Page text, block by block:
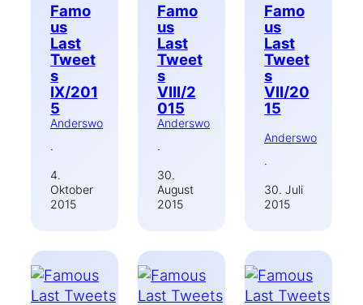
Famo
us
Last
Tweet
s
IX/201
5
Anderswo
·
4.
Oktober
2015
Famo
us
Last
Tweet
s
VIII/2
015
Anderswo
·
30.
August
2015
Famo
us
Last
Tweet
s
VII/20
15
Anderswo
·
30. Juli
2015